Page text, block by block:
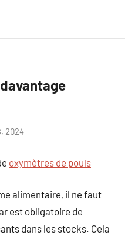
2024
oxymètres de pouls
alimentaire, il ne faut
est obligatoire de
dans les stocks. Cela